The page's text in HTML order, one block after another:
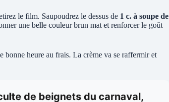
le film. Saupoudrez le dessus de 1 c. à soupe de
une belle couleur brun mat et renforcer le goût
bonne heure au frais. La crème va se raffermir et
de beignets du carnaval,